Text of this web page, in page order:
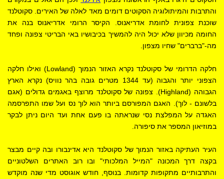
והתרבות והמיתולוגיה הסקוטים דומים מאד לאלה של האירים. סקוטלנד
שוכנת צפונית לחומת אדריאנוס. הקיסר הרומי אדריאנוס בנה את
החומה מכיוון שלא יכול היה להמשיך בכיבושיו באי הבריטי צפונה ופחד
מה-"ברברים" שחיו מצפון.
חלקה הדרומי של סקוטלנד נקרא האזור הנמוך (Lowland) ואילו חלקה
הצפוני יותר והגבוה (עד 1344 מטרים גובה בהר נוויס) נקרא הארץ
הגבוהה (Highland). צפונה של סקוטלנד מרוצף באגמים גדולים (אגם
בלשונם - לוך). האגם המפורסם ביותר הוא לוך נס ועל שמו התפרסמה
האגדה על המפלצת נסי שנראתה בו פעם אחת ועד היום ניתן לבקר
במוזיאון המספר את סיפורה.
העיר העתיקה באזור הנמוך של סקוטלנד היא אדינבורו ובה קיים מבצר
בקצה דרך המכונה "המייל המלכותי" ובו רוב האתרים השלטוניים
והתרבותיים מתקופות קדומות. בנוסף, חודש אוגוסט מדי שנה מוקדש